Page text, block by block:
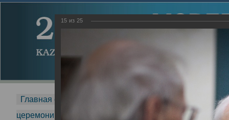
Главная страница 2014 - Международная
церемонии вручения премии Zavoisky Award - 2016 г. -
15 из 25